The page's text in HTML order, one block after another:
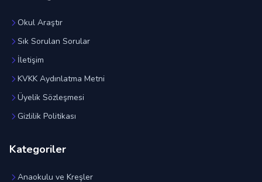
Okul Araştır
Sık Sorulan Sorular
İletişim
KVKK Aydınlatma Metni
Üyelik Sözleşmesi
Gizlilik Politikası
Kategoriler
Anaokulu ve Kreşler